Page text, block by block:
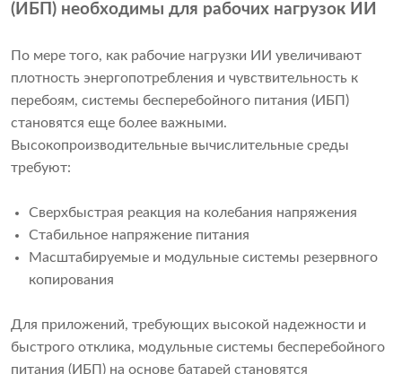
(ИБП) необходимы для рабочих нагрузок ИИ
По мере того, как рабочие нагрузки ИИ увеличивают
плотность энергопотребления и чувствительность к
перебоям, системы бесперебойного питания (ИБП)
становятся еще более важными.
Высокопроизводительные вычислительные среды
требуют:
Сверхбыстрая реакция на колебания напряжения
Стабильное напряжение питания
Масштабируемые и модульные системы резервного
копирования
Для приложений, требующих высокой надежности и
быстрого отклика, модульные системы бесперебойного
питания (ИБП) на основе батарей становятся